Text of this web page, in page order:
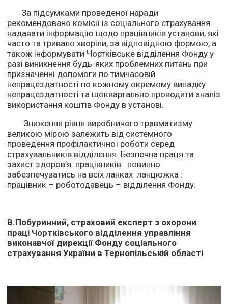
За підсумками проведеної наради
рекомендовано комісії із соціального страхування
надавати інформацію щодо працівників установи, які
часто та тривало хворіли, за відповідною формою, а
також інформувати Чортківське відділення Фонду у
разі виникнення будь-яких проблемних питань при
призначенні допомоги по тимчасовій
непрацездатності по кожному окремому випадку
непрацездатності та щоквартально проводити аналіз
використання коштів Фонду в установі.
Зниження рівня виробничого травматизму
великою мірою залежить від системного
проведення профілактичної роботи серед
страхувальників відділення. Безпечна праця та
захист здоров’я працівників повинно
забезпечуватись на всіх ланках ланцюжка :
працівник – роботодавець – відділення Фонду.
В.Побуринний, страховий експерт з охорони
праці Чортківського відділення управління
виконавчої дирекції Фонду соціального
страхування України в Тернопільській області